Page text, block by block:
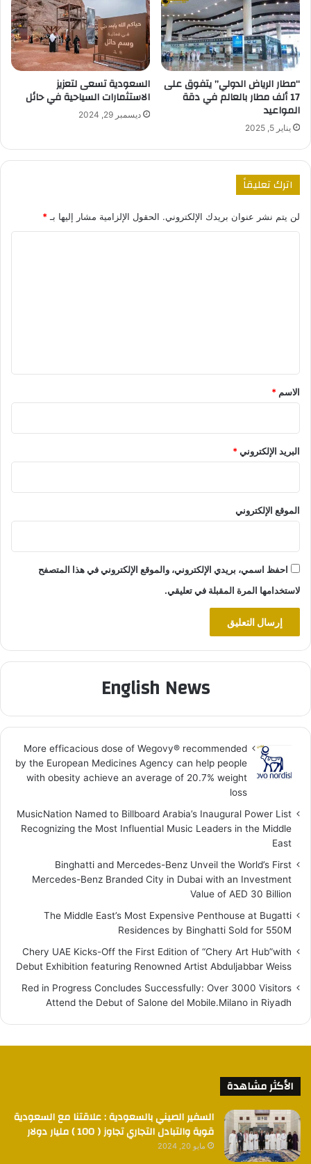
“مطار الرياض الدولي” يتفوق على
17 ألف مطار بالعالم في دقة
المواعيد
يناير 5, 2025
السعودية تسعى لتعزيز
الاستثمارات السياحية في حائل
ديسمبر 29, 2024
اترك تعليقاً
لن يتم نشر عنوان بريدك الإلكتروني. الحقول الإلزامية مشار إليها بـ *
*
الاسم *
البريد الإلكتروني*
الموقع الإلكتروني
احفظ اسمي، بريدي الإلكتروني، والموقع الإلكتروني في هذا المتصفح
لاستخدامها المرة المقبلة في تعليقي.
English News
More efficacious dose of Wegovy®️ recommended
by the European Medicines Agency can help people
with obesity achieve an average of 20.7% weight
loss
MusicNation Named to Billboard Arabia’s Inaugural Power List
Recognizing the Most Influential Music Leaders in the Middle
East
Binghatti and Mercedes-Benz Unveil the World’s First
Mercedes-Benz Branded City in Dubai with an Investment
Value of AED 30 Billion
The Middle East’s Most Expensive Penthouse at Bugatti
Residences by Binghatti Sold for 550M
Chery UAE Kicks-Off the First Edition of “Chery Art Hub”with
Debut Exhibition featuring Renowned Artist Abduljabbar Weiss
Red in Progress Concludes Successfully: Over 3000 Visitors
Attend the Debut of Salone del Mobile.Milano in Riyadh
الأكثر مشاهدة
السفير الصيني بالسعودية : علاقتنا مع السعودية
قوية والتبادل التجاري تجاوز ( 100 ) مليار دولار
مايو 20, 2024